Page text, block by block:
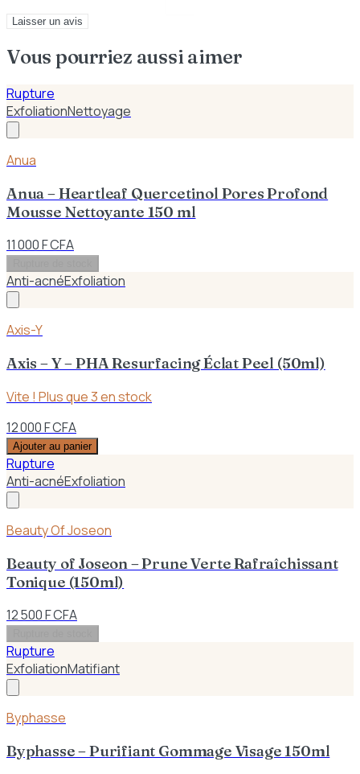
Laisser un avis
Vous pourriez aussi aimer
Rupture
ExfoliationNettoyage
Anua
Anua – Heartleaf Quercetinol Pores Profond
Mousse Nettoyante 150 ml
11 000 F CFA
Anti-acnéExfoliation
Axis-Y
Axis – Y – PHA Resurfacing Éclat Peel (50ml)
Vite ! Plus que3en stock
12 000 F CFA
Ajouter au panier
Rupture
Anti-acnéExfoliation
Beauty Of Joseon
Beauty of Joseon – Prune Verte Rafraîchissant
Tonique (150ml)
12 500 F CFA
Rupture
ExfoliationMatifiant
Byphasse
Byphasse – Purifiant Gommage Visage 150ml